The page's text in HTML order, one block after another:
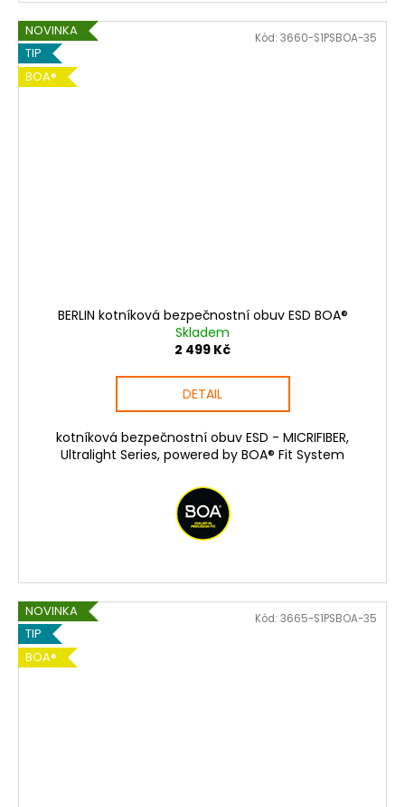
NOVINKA
TIP
BOA®
BERLIN kotníková bezpečnostní obuv ESD BOA®
Skladem
2 499 Kč
DETAIL
kotníková bezpečnostní obuv ESD - MICRIFIBER,
Ultralight Series, powered by BOA® Fit System
Kód: 3660-S1PSBOA-35
NOVINKA
TIP
BOA®
Kód: 3665-S1PSBOA-35